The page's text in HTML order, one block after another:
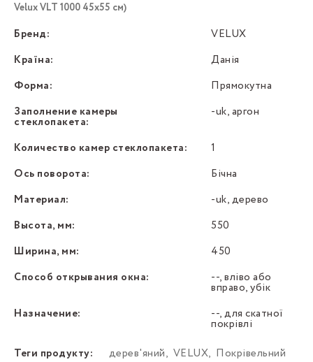
Velux VLT 1000 45x55 см)
Бренд:
VELUX
Країна:
Данія
Форма:
Прямокутна
Заполнение камеры
стеклопакета:
-uk, аргон
Количество камер стеклопакета:
1
Ось поворота:
Бічна
Материал:
-uk, дерево
Высота, мм:
550
Ширина, мм:
450
Способ открывания окна:
--, вліво або
вправо, убік
Назначение:
--, для скатної
покрівлі
Теги продукту:
дерев'яний, VELUX, Покрівельний